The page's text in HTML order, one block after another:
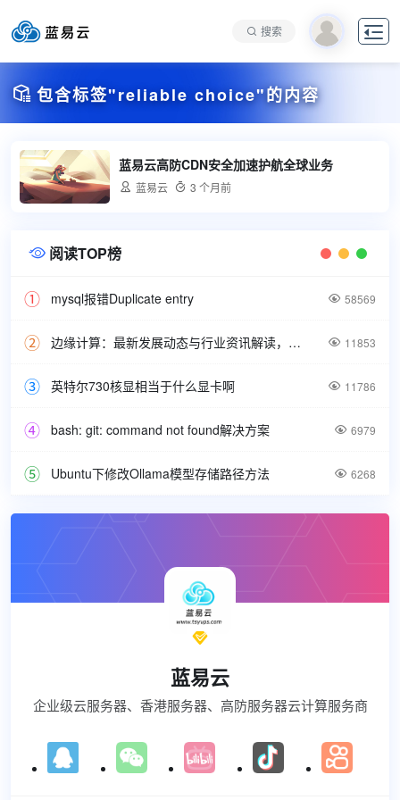
搜索 
 包含标签"reliable choice"的内容
蓝易云高防CDN安全加速护航全球业务
 蓝易云  3 个月前
 阅读TOP榜
mysql报错Duplicate entry  58569
边缘计算：最新发展动态与行业资讯解读，洞悉技术前沿引领未来。  11853
英特尔730核显相当于什么显卡啊  11786
bash: git: command not found解决方案  6979
Ubuntu下修改Ollama模型存储路径方法  6268

蓝易云
企业级云服务器、香港服务器、高防服务器云计算服务商